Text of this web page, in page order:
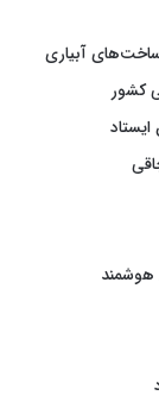
آبیاری
کشور
هوشمند